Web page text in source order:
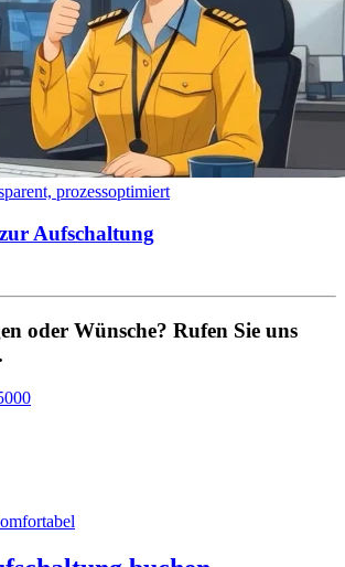
prozessoptimiert
Aufschaltung
oder Wünsche? Rufen Sie uns